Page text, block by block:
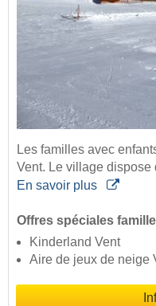
Les familles avec
Vent. Le village
En savoir plus
Offres spéciales
Kinderland Vent
Aire de jeux de neige